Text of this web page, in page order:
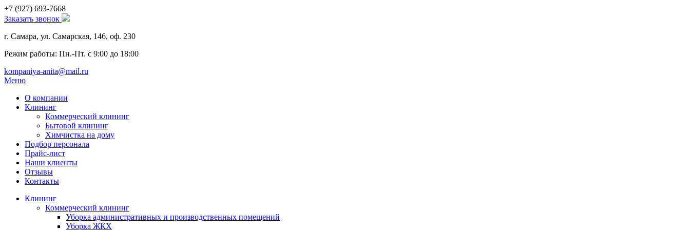
+7 (927) 693-7668
Заказать звонок
г. Самара, ул. Самарская, 146, оф. 230
Режим работы: Пн.-Пт. с 9:00 до 18:00
kompaniya-anita@mail.ru
Меню
О компании
Клининг
Коммерческий клининг
Бытовой клининг
Химчистка на дому
Подбор персонала
Прайс-лист
Наши клиенты
Отзывы
Контакты
Клининг
Коммерческий клининг
Уборка административных и производственных помещений
Уборка ЖКХ